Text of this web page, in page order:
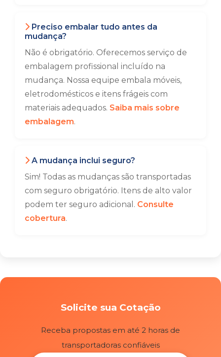
Preciso embalar tudo antes da
mudança?
Não é obrigatório. Oferecemos serviço de
embalagem profissional incluído na
mudança. Nossa equipe embala móveis,
eletrodomésticos e itens frágeis com
materiais adequados. Saiba mais sobre
embalagem.
A mudança inclui seguro?
Sim! Todas as mudanças são transportadas
com seguro obrigatório. Itens de alto valor
podem ter seguro adicional. Consulte
cobertura.
Solicite sua Cotação
Receba propostas em até 2 horas de
transportadoras confiáveis